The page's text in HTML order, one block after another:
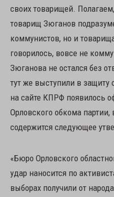
своих товарищей.
товарищ Зюганов
коммунистов, но и
говорилось, вовсе не
Зюганова не остался без
тут же выступили в защиту
на сайте КПРФ появилось
Орловского обкома партии,
содержится следующее
«Бюро Орловского
удар наносится по
выборах получили от